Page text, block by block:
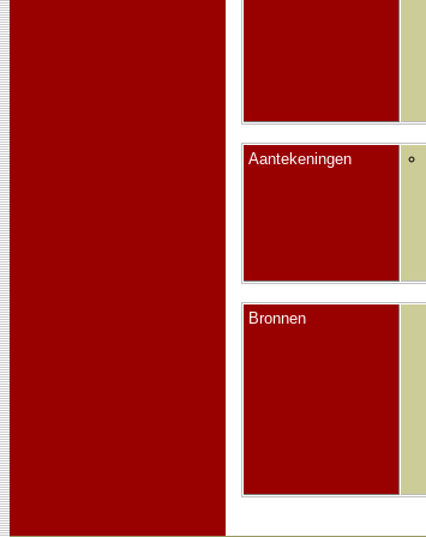
Aantekeningen
Bronnen